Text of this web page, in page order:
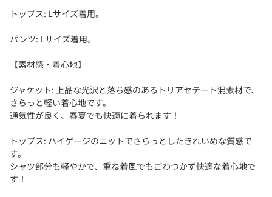
トップス: Lサイズ着用。
パンツ: Lサイズ着用。
【素材感・着心地】
ジャケット: 上品な光沢と落ち感のあるトリアセテート混素材で、
さらっと軽い着心地です。
通気性が良く、春夏でも快適に着られます！
トップス: ハイゲージのニットでさらっとしたきれいめな質感で
す。
シャツ部分も軽やかで、重ね着風でもごわつかず快適な着心地で
す！